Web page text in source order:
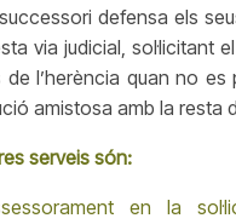
defensa els
via judicial, sol·licitant
de l’herència quan no es
amistosa amb la resta
serveis són:
en la